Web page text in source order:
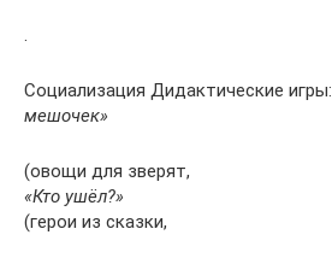
.
Социализация Дидактические игры:
мешочек»
(овощи для зверят,
«Кто ушёл?»
(герои из сказки,